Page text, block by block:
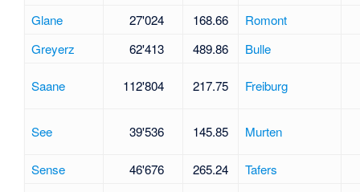
Glane
27'024 168.66
Romont
Greyerz
62'413 489.86 Bulle
Saane 112'804 217.75 Freiburg
See 39'536 145.85 Murten
Sense 46'676 265.24 Tafers